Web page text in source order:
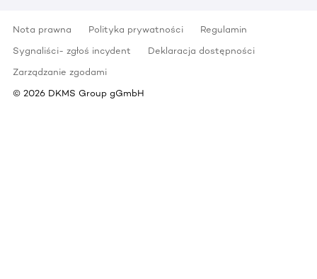
Nota prawna Polityka prywatności
Regulamin
Sygnaliści- zgłoś incydent
Deklaracja dostępności
Zarządzanie zgodami
© 2026 DKMS Group gGmbH